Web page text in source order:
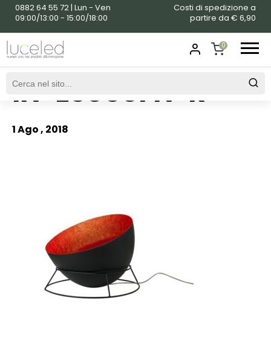
0882 64 55 72 | Lun - Ven
09:00/13:00 - 15:00/18:00
Costi di spedizione a
partire da € 6,90
0
SHOPPING
CART
IN-ES050FN-R
1 Ago , 2018